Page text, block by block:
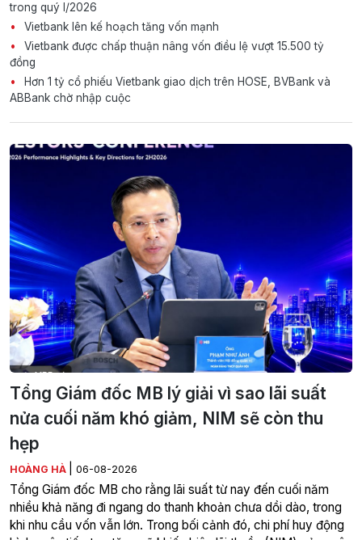
trong quý I/2026
Vietbank lên kế hoạch tăng vốn mạnh
Vietbank được chấp thuận nâng vốn điều lệ vượt 15.500 tỷ
đồng
Hơn 1 tỷ cổ phiếu Vietbank giao dịch trên HOSE, BVBank và
ABBank chờ nhập cuộc
Tổng Giám đốc MB lý giải vì sao lãi suất
nửa cuối năm khó giảm, NIM sẽ còn thu
hẹp
HOÀNG HÀ 06-08-2026
Tổng Giám đốc MB cho rằng lãi suất từ nay đến cuối năm
nhiều khả năng đi ngang do thanh khoản chưa dồi dào, trong
khi nhu cầu vốn vẫn lớn. Trong bối cảnh đó, chi phí huy động